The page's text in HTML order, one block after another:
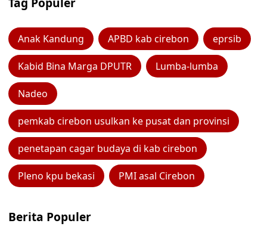
Anak Kandung APBD kab cirebon eprsib
Kabid Bina Marga DPUTR Lumba-lumba
Nadeo
pemkab cirebon usulkan ke pusat dan provinsi
penetapan cagar budaya di kab cirebon
Pleno kpu bekasi PMI asal Cirebon
Berita Populer